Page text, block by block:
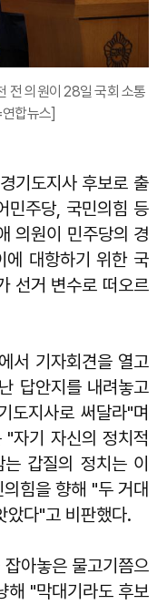
전 의원이 28일 국회 소통
합뉴스]
기도지사 후보로 출
민주당, 국민의힘 등
의원이 민주당의 경
에 대항하기 위한 국
선거 변수로 떠오르
서 기자회견을 열고
답안지를 내려놓고
도지사로 써달라"며
자기 자신의 정치적
갑질의 정치는 이
힘을 향해 "두 거대
았다"고 비판했다.
아놓은 물고기쯤으
해 "막대기라도 후보